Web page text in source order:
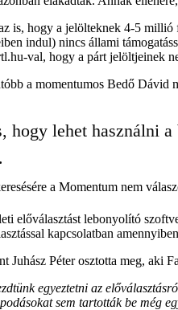
is, hogy a jelölteknek 4-5 millió
indul) nincs állami
val, hogy a párt jelöltjeinek
a momentumos Bedő Dávid
hogy lehet használni
a Momentum nem
előválasztást lebonyolító
kapcsolatban
Juhász Péter osztotta meg, aki
egyeztetni az
sem tartották be még